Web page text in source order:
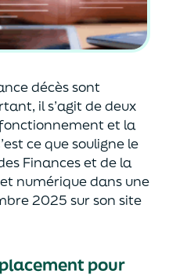
décès sont
il s’agit de deux
et la
ce que souligne le
Financeset de la
numériquedans une
2025 sur son site
pour